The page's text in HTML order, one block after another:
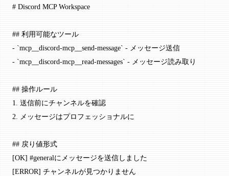
# Discord MCP Workspace
## 利用可能なツール
- `mcp__discord-mcp__send-message` - メッセージ送信
- `mcp__discord-mcp__read-messages` - メッセージ読み取り
## 操作ルール
1.
送信前にチャンネルを確認
2.
メッセージはプロフェッショナルに
## 戻り値形式
[OK] #generalにメッセージを送信しました
[ERROR] チャンネルが見つかりません